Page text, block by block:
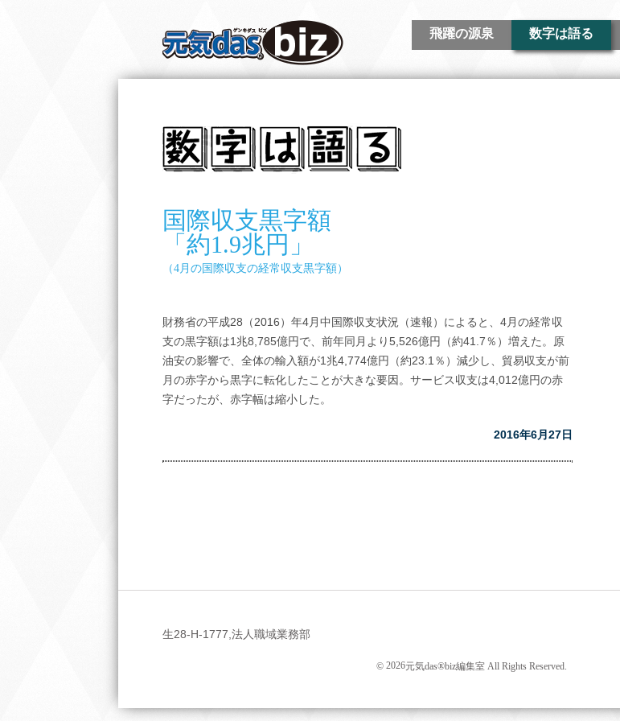
飛躍の源泉 数字は語る
国際収支黒字額
「約1.9兆円」
（4月の国際収支の経常収支黒字額）
財務省の平成28（2016）年4月中国際収支状況（速報）によると、4月の経常収
支の黒字額は1兆8,785億円で、前年同月より5,526億円（約41.7％）増えた。原
油安の影響で、全体の輸入額が1兆4,774億円（約23.1％）減少し、貿易収支が前
月の赤字から黒字に転化したことが大きな要因。サービス収支は4,012億円の赤
字だったが、赤字幅は縮小した。
2016年6月27日
生28-H-1777,法人職域業務部
© 2026元気das®biz編集室 All Rights Reserved.